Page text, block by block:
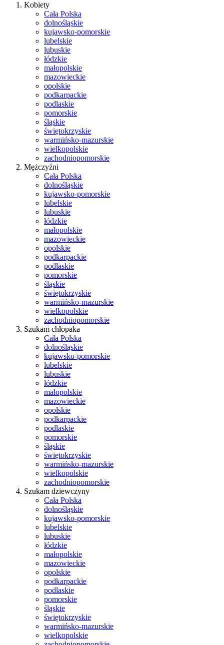
Kobiety
Cała Polska
dolnośląskie
kujawsko-pomorskie
lubelskie
lubuskie
łódzkie
małopolskie
mazowieckie
opolskie
podkarpackie
podlaskie
pomorskie
śląskie
świętokrzyskie
warmińsko-mazurskie
wielkopolskie
zachodniopomorskie
Mężczyźni
Cała Polska
dolnośląskie
kujawsko-pomorskie
lubelskie
lubuskie
łódzkie
małopolskie
mazowieckie
opolskie
podkarpackie
podlaskie
pomorskie
śląskie
świętokrzyskie
warmińsko-mazurskie
wielkopolskie
zachodniopomorskie
Szukam chłopaka
Cała Polska
dolnośląskie
kujawsko-pomorskie
lubelskie
lubuskie
łódzkie
małopolskie
mazowieckie
opolskie
podkarpackie
podlaskie
pomorskie
śląskie
świętokrzyskie
warmińsko-mazurskie
wielkopolskie
zachodniopomorskie
Szukam dziewczyny
Cała Polska
dolnośląskie
kujawsko-pomorskie
lubelskie
lubuskie
łódzkie
małopolskie
mazowieckie
opolskie
podkarpackie
podlaskie
pomorskie
śląskie
świętokrzyskie
warmińsko-mazurskie
wielkopolskie